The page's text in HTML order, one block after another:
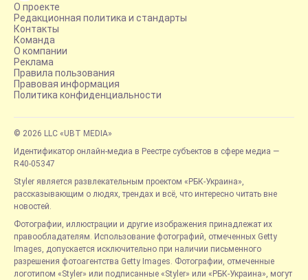
О проекте
Редакционная политика и стандарты
Контакты
Команда
О компании
Реклама
Правила пользования
Правовая информация
Политика конфиденциальности
© 2026 LLC «UBT MEDIA»
Идентификатор онлайн-медиа в Реестре субъектов в сфере медиа —
R40-05347
Styler является развлекательным проектом «РБК-Украина»,
рассказывающим о людях, трендах и всё, что интересно читать вне
новостей.
Фотографии, иллюстрации и другие изображения принадлежат их
правообладателям. Использование фотографий, отмеченных Getty
Images, допускается исключительно при наличии письменного
разрешения фотоагентства Getty Images. Фотографии, отмеченные
логотипом «Styler» или подписанные «Styler» или «РБК-Украина», могут